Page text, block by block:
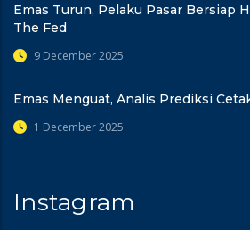
Emas Turun, Pelaku Pasar Bersiap
The Fed
9 December 2025
Emas Menguat, Analis Prediksi
1 December 2025
Instagram